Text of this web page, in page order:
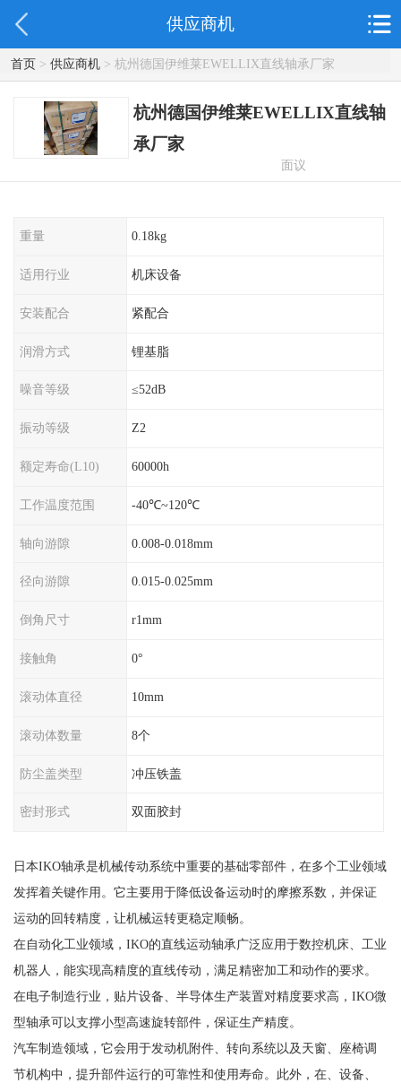
供应商机
首页> 供应商机> 杭州德国伊维莱EWELLIX直线轴承厂家
杭州德国伊维莱EWELLIX直线轴
承厂家
面议
重量 0.18kg
适用行业 机床设备
安装配合 紧配合
润滑方式 锂基脂
噪音等级 ≤52dB
振动等级 Z2
额定寿命(L10) 60000h
工作温度范围 -40℃~120℃
轴向游隙 0.008-0.018mm
径向游隙 0.015-0.025mm
倒角尺寸 r1mm
接触角 0°
滚动体直径 10mm
滚动体数量 8个
防尘盖类型 冲压铁盖
密封形式 双面胶封
日本IKO轴承是机械传动系统中重要的基础零部件，在多个工业领域
发挥着关键作用。它主要用于降低设备运动时的摩擦系数，并保证
运动的回转精度，让机械运转更稳定顺畅。
在自动化工业领域，IKO的直线运动轴承广泛应用于数控机床、工业
机器人，能实现高精度的直线传动，满足精密加工和动作的要求。
在电子制造行业，贴片设备、半导体生产装置对精度要求高，IKO微
型轴承可以支撑小型高速旋转部件，保证生产精度。
汽车制造领域，它会用于发动机附件、转向系统以及天窗、座椅调
节机构中，提升部件运行的可靠性和使用寿命。此外，在、设备、